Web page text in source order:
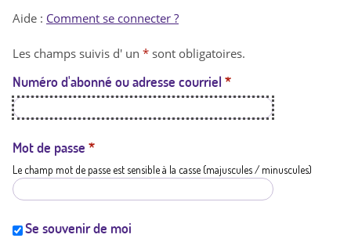
t
a
t
i
Aide : Comment se connecter ?
Les champs suivis d' un * sont obligatoires.
Numéro d'abonné ou adresse courriel *
Mot de passe *
Le champ mot de passe est sensible à la casse (majuscules / minuscules)
Se souvenir de moi